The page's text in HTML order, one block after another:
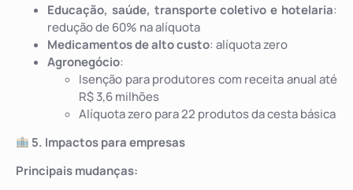
Educação, saúde, transporte coletivo e hotelaria:
redução de 60% na alíquota
Medicamentos de alto custo: alíquota zero
Agronegócio:
Isenção para produtores com receita anual até
R$ 3,6 milhões
Alíquota zero para 22 produtos da cesta básica
5. Impactos para empresas
Principais mudanças: